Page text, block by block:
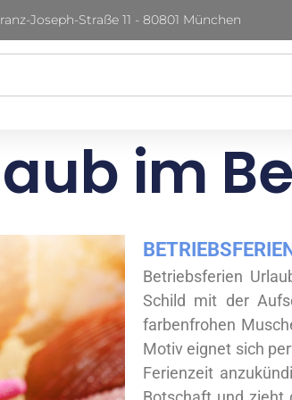
Joseph-Straße 11 - 80801 München
im
Betriebsferien
Schild mit der
farbenfrohen
Motiv eignet sich
Ferienzeit